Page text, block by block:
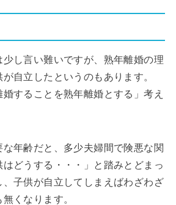
し言い難いですが、熟年離婚の理
自立したというのもあります。
婚することを熟年離婚とする」考え
年齢だと、多少夫婦間で険悪な関
どうする・・・」と踏みとどまっ
、子供が自立してしまえばわざわざ
くなります。